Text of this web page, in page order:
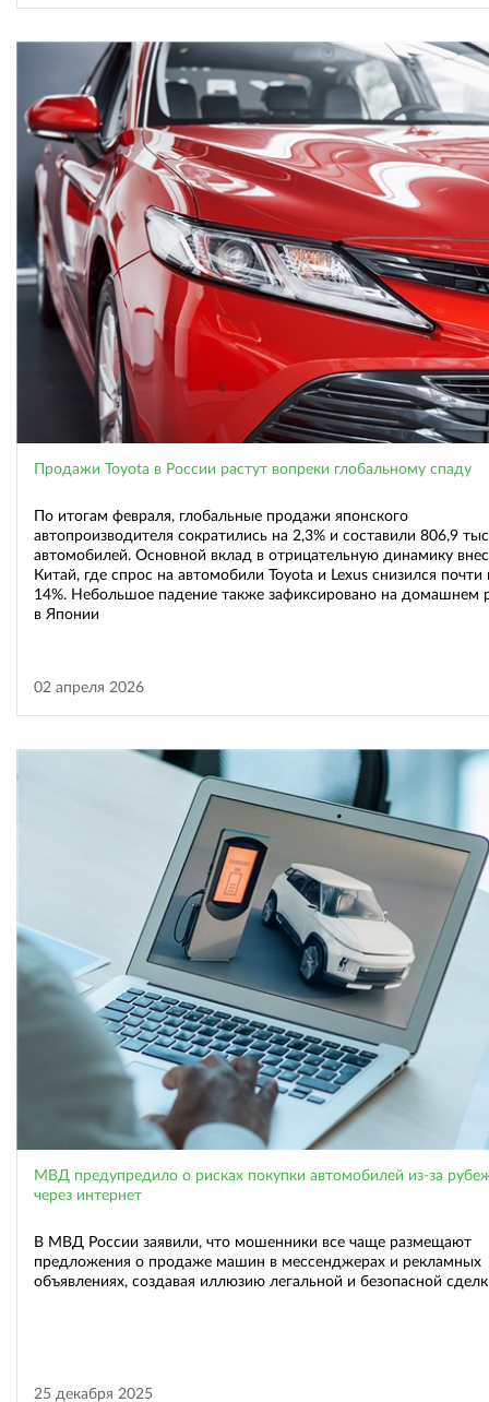
Продажи Toyota в России растут вопреки глобальному спаду
По итогам февраля, глобальные продажи японского
автопроизводителя сократились на 2,3% и составили 806,9
автомобилей. Основной вклад в отрицательную динамику внес
Китай, где спрос на автомобили Toyota и Lexus снизился почти
14%. Небольшое падение также зафиксировано на домашнем
в Японии
02 апреля 2026
МВД предупредило о рисках покупки автомобилей из-за
через интернет
В МВД России заявили, что мошенники все чаще размещают
предложения о продаже машин в мессенджерах и рекламных
объявлениях, создавая иллюзию легальной и безопасной
25 декабря 2025